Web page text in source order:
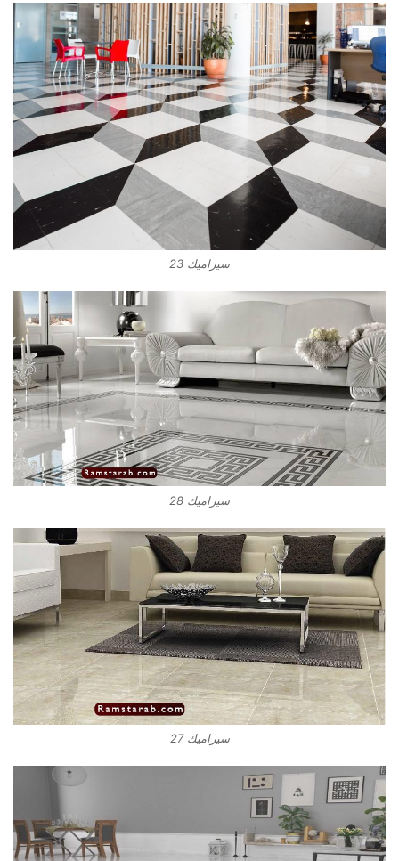
سيراميك 23
سيراميك 28
سيراميك 27